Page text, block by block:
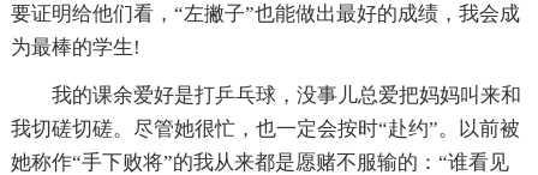
要证明给他们看，“左撇子”也能做出最好的成绩，我会成
为最棒的学生!
我的课余爱好是打乒乓球，没事儿总爱把妈妈叫来和
我切磋切磋。尽管她很忙，也一定会按时“赴约”。以前被
她称作“手下败将”的我从来都是愿赌不服输的：“谁看见